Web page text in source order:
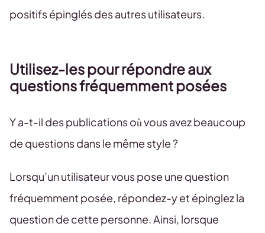
positifs épinglés des autres utilisateurs.
Utilisez-les pour répondre aux
questions fréquemment posées
Y a-t-il des publications où vous avez beaucoup
de questions dans le même style ?
Lorsqu’un utilisateur vous pose une question
fréquemment posée, répondez-y et épinglez la
question de cette personne. Ainsi, lorsque